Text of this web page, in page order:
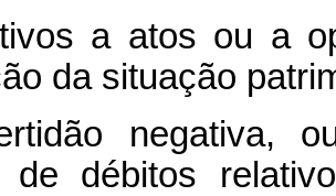
a atos ou a
da situação
negativa,
de débitos